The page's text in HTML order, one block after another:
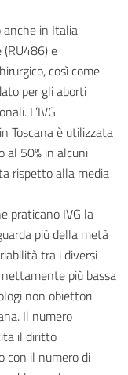
anche in Italia
e
così come
per gli aborti
L’IVG
Toscana è utilizzata
al 50% in alcuni
rispetto alla media
praticano IVG la
più della metà
tra i diversi
più bassa
non obiettori
Il numero
il diritto
con il numero di